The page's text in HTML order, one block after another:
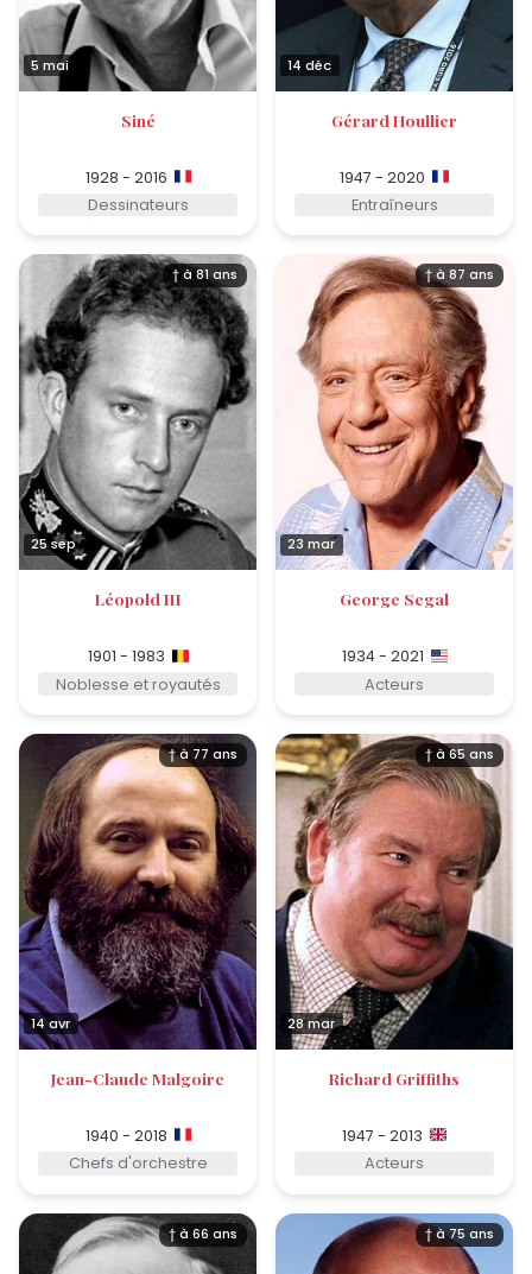
5 mai
Siné
1928 - 2016
Dessinateurs
14 déc
Gérard Houllier
1947 - 2020
Entraîneurs
† à 81 ans
25 sep
Léopold III
1901 - 1983
Noblesse et royautés
† à 87 ans
23 mar
George Segal
1934 - 2021
Acteurs
† à 77 ans
14 avr
Jean-Claude Malgoire
1940 - 2018
Chefs d'orchestre
† à 65 ans
28 mar
Richard Griffiths
1947 - 2013
Acteurs
† à 66 ans † à 75 ans